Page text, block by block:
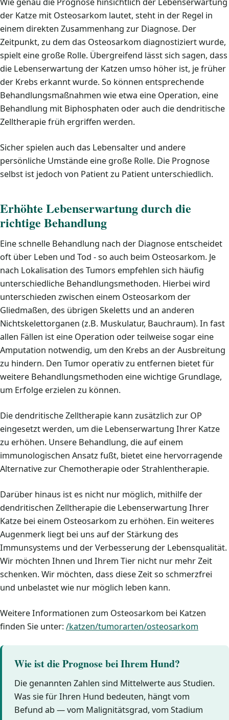
der Katze mit Osteosarkom lautet, steht in der Regel in
einem direkten Zusammenhang zur Diagnose. Der
Zeitpunkt, zu dem das Osteosarkom diagnostiziert wurde,
spielt eine große Rolle. Übergreifend lässt sich sagen, dass
die Lebenserwartung der Katzen umso höher ist, je früher
der Krebs erkannt wurde. So können entsprechende
Behandlungsmaßnahmen wie etwa eine Operation, eine
Behandlung mit Biphosphaten oder auch die dendritische
Zelltherapie früh ergriffen werden.
Sicher spielen auch das Lebensalter und andere
persönliche Umstände eine große Rolle. Die Prognose
selbst ist jedoch von Patient zu Patient unterschiedlich.
Erhöhte Lebenserwartung durch die
richtige Behandlung
Eine schnelle Behandlung nach der Diagnose entscheidet
oft über Leben und Tod - so auch beim Osteosarkom. Je
nach Lokalisation des Tumors empfehlen sich häufig
unterschiedliche Behandlungsmethoden. Hierbei wird
unterschieden zwischen einem Osteosarkom der
Gliedmaßen, des übrigen Skeletts und an anderen
Nichtskelettorganen (z.B. Muskulatur, Bauchraum). In fast
allen Fällen ist eine Operation oder teilweise sogar eine
Amputation notwendig, um den Krebs an der Ausbreitung
zu hindern. Den Tumor operativ zu entfernen bietet für
weitere Behandlungsmethoden eine wichtige Grundlage,
um Erfolge erzielen zu können.
Die dendritische Zelltherapie kann zusätzlich zur OP
eingesetzt werden, um die Lebenserwartung Ihrer Katze
zu erhöhen. Unsere Behandlung, die auf einem
immunologischen Ansatz fußt, bietet eine hervorragende
Alternative zur Chemotherapie oder Strahlentherapie.
Darüber hinaus ist es nicht nur möglich, mithilfe der
dendritischen Zelltherapie die Lebenserwartung Ihrer
Katze bei einem Osteosarkom zu erhöhen. Ein weiteres
Augenmerk liegt bei uns auf der Stärkung des
Immunsystems und der Verbesserung der Lebensqualität.
Wir möchten Ihnen und Ihrem Tier nicht nur mehr Zeit
schenken. Wir möchten, dass diese Zeit so schmerzfrei
und unbelastet wie nur möglich leben kann.
Weitere Informationen zum Osteosarkom bei Katzen
finden Sie unter: /katzen/tumorarten/osteosarkom
Wie ist die Prognose bei Ihrem Hund?
Die genannten Zahlen sind Mittelwerte aus Studien.
Was sie für Ihren Hund bedeuten, hängt vom
Befund ab — vom Malignitätsgrad, vom Stadium